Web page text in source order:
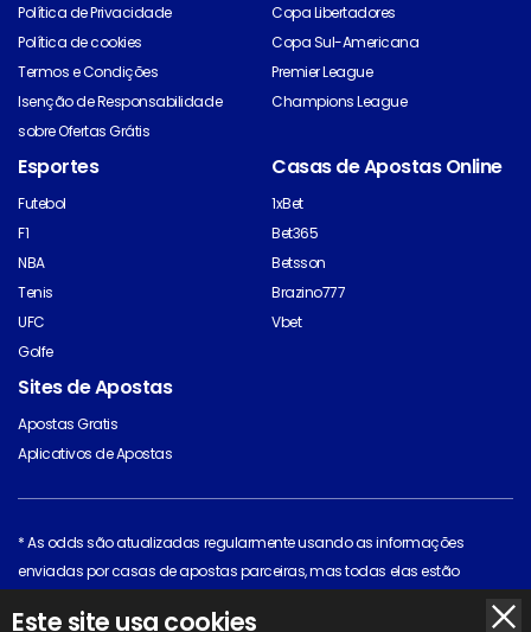
Este site usa cookies
Política de Privacidade
Política de cookies
Termos e Condições
Isenção de Responsabilidade
sobre Ofertas Grátis
Copa Libertadores
Copa Sul-Americana
Premier League
Champions League
Esportes
Futebol
F1
NBA
Tenis
UFC
Golfe
Casas de Apostas Online
1xBet
Bet365
Betsson
Brazino777
Vbet
Sites de Apostas
Apostas Gratis
Aplicativos de Apostas
* As odds são atualizadas regularmente usando as informações
enviadas por casas de apostas parceiras, mas todas elas estão
recentes.